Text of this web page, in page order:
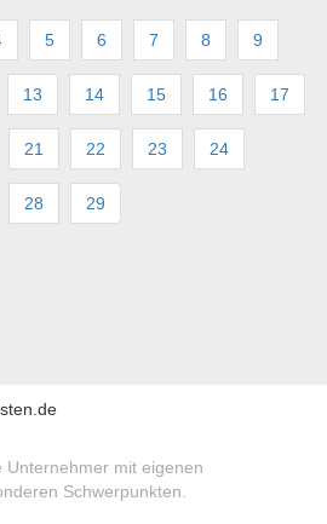
5 6 7 8 9
13 14 15 16 17
21 22 23 24
28 29
Unternehmer mit eigenen
Schwerpunkten.